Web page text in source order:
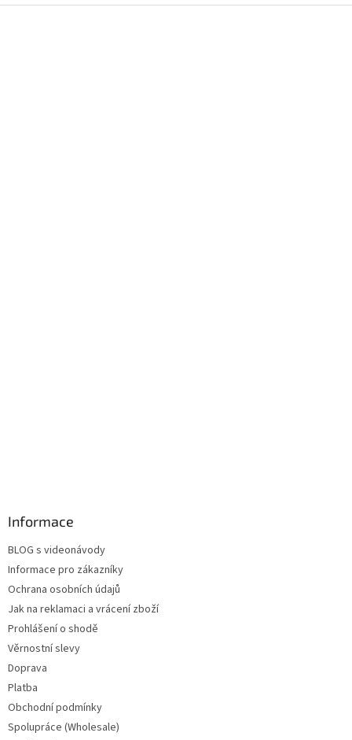
l
Informace
BLOG s videonávody
Informace pro zákazníky
Ochrana osobních údajů
Jak na reklamaci a vrácení zboží
Prohlášení o shodě
Věrnostní slevy
Doprava
Platba
Obchodní podmínky
Spolupráce (Wholesale)